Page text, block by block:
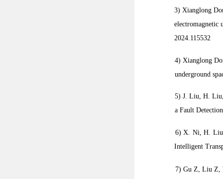
3) Xianglong
electromagnetic
2024.115532
4) Xianglong
underground
5) J. Liu, H. Liu,
a Fault
6) X. Ni, H. Liu,
Intelligent
7) Gu Z, Liu Z,